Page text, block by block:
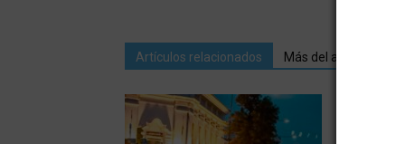
Artículos relacionados Más del autor